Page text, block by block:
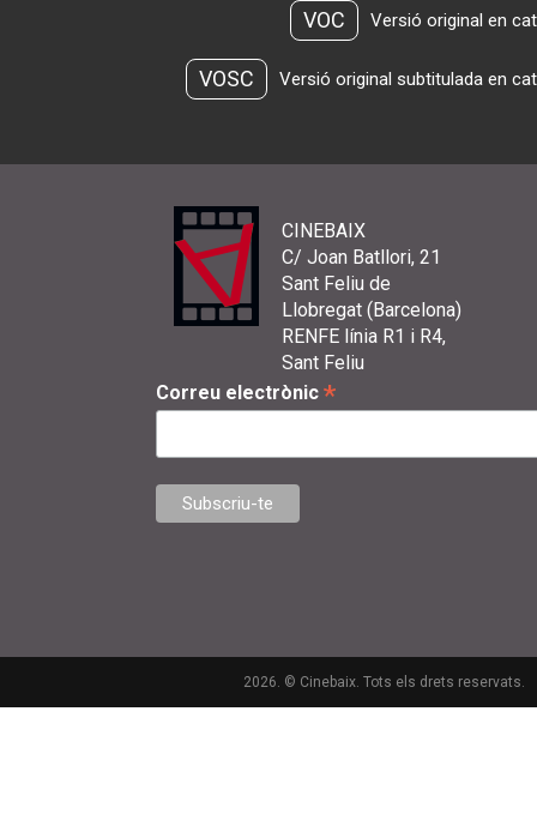
VOC Versió original en
VOSC Versió original subtitulada en
CINEBAIX
C/ Joan Batllori, 21
Sant Feliu de
Llobregat (Barcelona)
RENFE línia R1 i R4,
Sant Feliu
Correu electrònic *
2026. © Cinebaix. Tots els drets reservats.